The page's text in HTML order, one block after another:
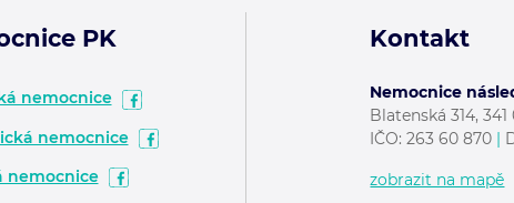
PK
nemocnice
nemocnice
nemocnice
Kontakt
Nemocnice
Blatenská 314,
IČO:263 60 870 |
zobrazit na mapě